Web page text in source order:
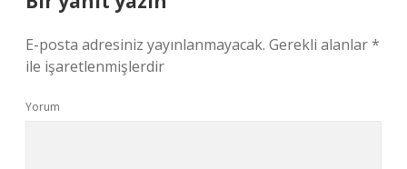
E-posta adresiniz yayınlanmayacak. Gerekli alanlar*
ile işaretlenmişlerdir
Yorum